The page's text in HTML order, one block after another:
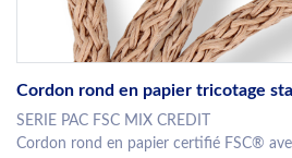
Cordon rond en papier tricotage
SERIE PAC FSC MIX CREDIT
Cordon rond en papier certifié FSC®